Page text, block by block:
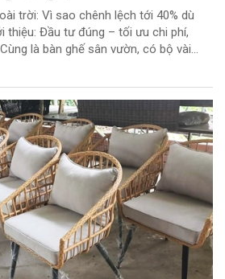
trời: Vì sao chênh lệch tới 40% dù
thiệu: Đầu tư đúng – tối ưu chi phí,
là bàn ghế sân vườn, có bộ vài...